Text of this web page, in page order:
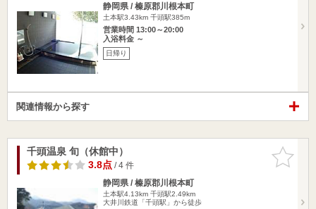
静岡県 / 榛原郡川根本町
土本駅3.43km 千頭駅385m
営業時間 13:00～20:00
入浴料金 ～
日帰り
関連情報から探す
お気に入
りに追加
千頭温泉 旬（休館中）
3.8点/ 4 件
静岡県 / 榛原郡川根本町
土本駅4.13km 千頭駅2.49km
大井川鉄道「千頭駅」から徒歩